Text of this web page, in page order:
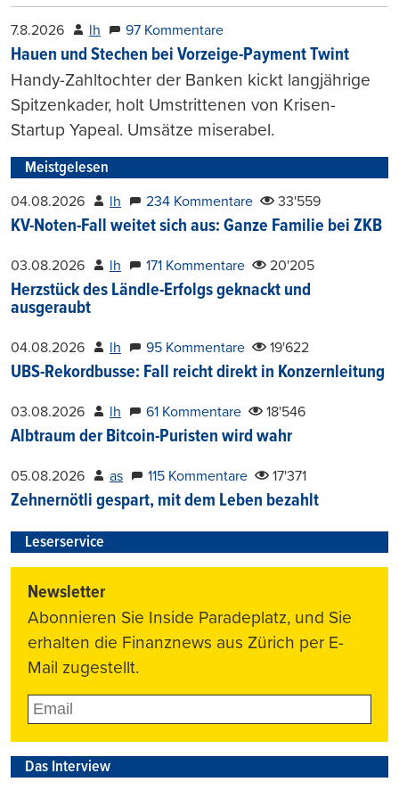
7.8.2026 lh 97 Kommentare
Hauen und Stechen bei Vorzeige-Payment Twint
Handy-Zahltochter der Banken kickt langjährige
Spitzenkader, holt Umstrittenen von Krisen-
Startup Yapeal. Umsätze miserabel.
Meistgelesen
04.08.2026 lh 234 Kommentare 33'559
KV-Noten-Fall weitet sich aus: Ganze Familie bei ZKB
03.08.2026 lh 171 Kommentare 20'205
Herzstück des Ländle-Erfolgs geknackt und
ausgeraubt
04.08.2026 lh 95 Kommentare 19'622
UBS-Rekordbusse: Fall reicht direkt in Konzernleitung
03.08.2026 lh 61 Kommentare 18'546
Albtraum der Bitcoin-Puristen wird wahr
05.08.2026 as 115 Kommentare 17'371
Zehnernötli gespart, mit dem Leben bezahlt
Leserservice
Newsletter
Abonnieren Sie Inside Paradeplatz, und Sie
erhalten die Finanznews aus Zürich per E-
Mail zugestellt.
Das Interview